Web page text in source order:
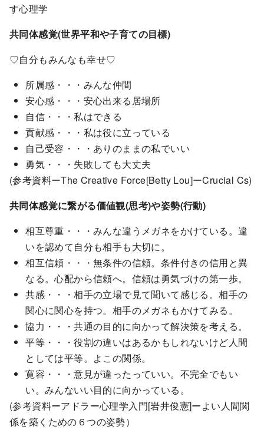
す心理学
共同体感覚(世界平和や子育ての目標)
♡自分もみんなも幸せ♡
所属感・・・みんな仲間
安心感・・・安心出来る居場所
自信・・・私はできる
貢献感・・・私は役に立っている
自己受容・・・ありのままの私でいい
勇気・・・失敗しても大丈夫
(参考資料ーThe Creative Force[Betty Lou]ーCrucial Cs)
共同体感覚に繋がる価値観(思考)や姿勢(行動)
相互尊重・・・みんな違うメガネをかけている。違
いを認めて自分も相手も大切に。
相互信頼・・・無条件の信頼。条件付きの信用と異
なる。心配から信頼へ。信頼は勇気づけの第一歩。
共感・・・相手の立場で見て聞いて感じる。相手の
関心に関心を持つ。相手のメガネもかけてみる。
協力・・・共通の目的に向かって解決策を考える。
平等・・・役割の違いはあるかもしれないけど人間
としては平等。よこの関係。
寛容・・・意見が違ったっていい。不完全でもい
い。みんないい目的に向かっている。
(参考資料ーアドラー心理学入門[岩井俊憲]ーよい人間関
係を築くための６つの姿勢）